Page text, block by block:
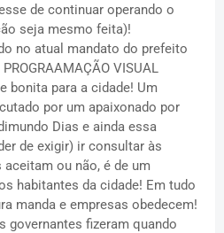
de continuar operando o
seja mesmo feita)!
no atual mandato do prefeito
VISUAL
bonita para a cidade! Um
por um apaixonado por
Dias e ainda essa
de exigir) ir consultar às
ou não, é de um
habitantes da cidade! Em tudo
manda e empresas obedecem!
governantes fizeram quando